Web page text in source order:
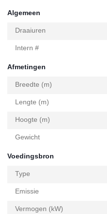
Algemeen
Draaiuren
Intern #
Afmetingen
Breedte (m)
Lengte (m)
Hoogte (m)
Gewicht
Voedingsbron
Type
Emissie
Vermogen (kW)